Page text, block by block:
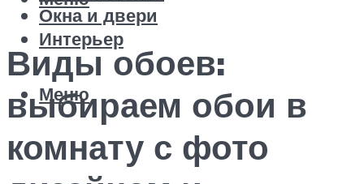
Окна и двери
Интерьер
Меню
Виды обоев:
выбираем обои в
комнату с фото